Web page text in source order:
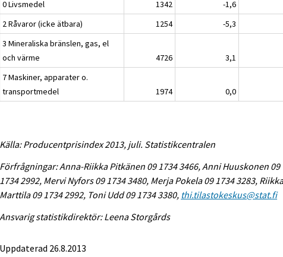
0 Livsmedel
1342
-1,6
2 Råvaror (icke ätbara)
1254
-5,3
3 Mineraliska bränslen, gas, el
och värme
4726
3,1
7 Maskiner, apparater o.
transportmedel
1974 0,0
Källa: Producentprisindex 2013, juli. Statistikcentralen
Förfrågningar: Anna-Riikka Pitkänen 09 1734 3466, Anni Huuskonen 09
1734 2992, Mervi Nyfors 09 1734 3480, Merja Pokela 09 1734 3283,
Marttila 09 1734 2992, Toni Udd 09 1734 3380, thi.tilastokeskus@stat.fi
Ansvarig statistikdirektör: Leena Storgårds
Uppdaterad 26.8.2013